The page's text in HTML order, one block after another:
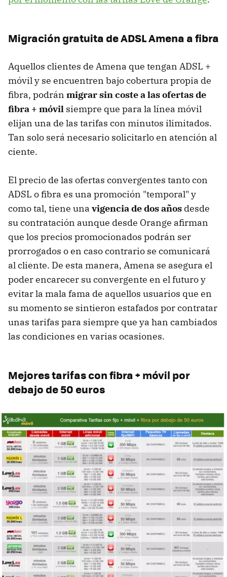
Migración gratuita de ADSL Amena a fibra
Aquellos clientes de Amena que tengan ADSL +
móvil y se encuentren bajo cobertura propia de
fibra, podrán migrar sin coste a las ofertas de
fibra + móvil siempre que para la línea móvil
elijan una de las tarifas con minutos ilimitados.
Tan solo será necesario solicitarlo en atención al
ciente.
El precio de las ofertas convergentes tanto con
ADSL o fibra es una promoción "temporal" y
como tal, tiene una vigencia de dos años desde
su contratación aunque desde Orange afirman
que los precios promocionados podrán ser
prorrogados o en caso contrario se comunicará
al cliente. De esta manera, Amena se asegura el
poder encarecer su convergente en el futuro y
evitar la mala fama de aquellos usuarios que en
su momento se sintieron estafados por contratar
unas tarifas para siempre que ya han cambiados
las condiciones en varias ocasiones.
Mejores tarifas con fibra + móvil por
debajo de 50 euros